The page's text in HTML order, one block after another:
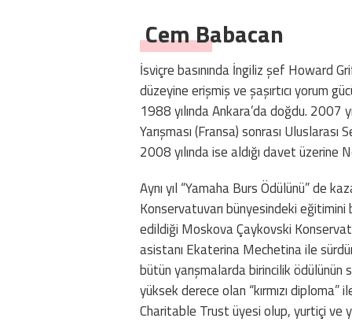
Cem Babacan
İsviçre basınında İngiliz şef Howard
düzeyine erişmiş ve şaşırtıcı yorum
1988 yılında Ankara’da doğdu. 2007
Yarışması (Fransa) sonrası
2008 yılında ise aldığı davet üzerine
Aynı yıl “Yamaha Burs Ödülünü” de
Konservatuvarı bünyesindeki
edildiği Moskova Çaykovski
asistanı Ekaterina Mechetina ile
bütün yarışmalarda birincilik ödülünün
yüksek derece olan “kırmızı
Charitable Trust üyesi olup, yurtiçi ve